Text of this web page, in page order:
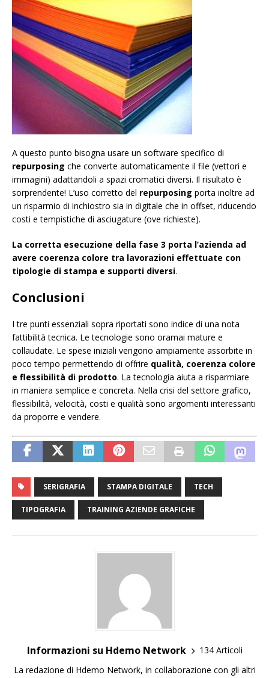
A questo punto bisogna usare un software specifico di
repurposing che converte automaticamente il file (vettori e
immagini) adattandoli a spazi cromatici diversi. Il risultato è
sorprendente! L’uso corretto del repurposing porta inoltre ad
un risparmio di inchiostro sia in digitale che in offset, riducendo
costi e tempistiche di asciugature (ove richieste).
La corretta esecuzione della fase 3 porta l’azienda ad
avere coerenza colore tra lavorazioni effettuate con
tipologie di stampa e supporti diversi.
Conclusioni
I tre punti essenziali sopra riportati sono indice di una nota
fattibilità tecnica. Le tecnologie sono oramai mature e
collaudate. Le spese iniziali vengono ampiamente assorbite in
poco tempo permettendo di offrire qualità, coerenza colore
e flessibilità di prodotto. La tecnologia aiuta a risparmiare
in maniera semplice e concreta. Nella crisi del settore grafico,
flessibilità, velocità, costi e qualità sono argomenti interessanti
da proporre e vendere.
SERIGRAFIA STAMPA DIGITALE TECH
TIPOGRAFIA TRAINING AZIENDE GRAFICHE
Informazioni su Hdemo Network
134 Articoli
La redazione di Hdemo Network, in collaborazione con gli altri